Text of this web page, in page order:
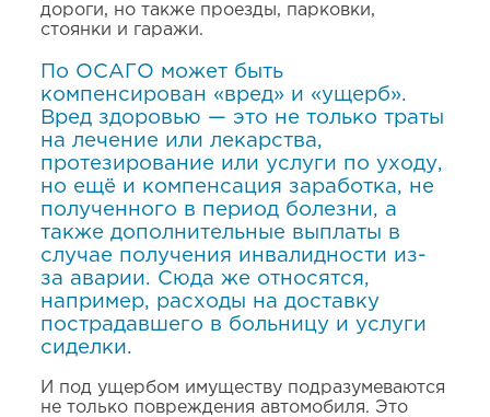
дороги, но также проезды, парковки,
стоянки и гаражи.
П о ОСАГО может быть
компенсирован «вред» и «ущерб».
Вред здоровью — это не только траты
на лечение или лекарства,
протезирование или услуги по уходу,
но ещё и компенсация заработка, не
полученного в период болезни, а
также дополнительные выплаты в
случае получения инвалидности из-
за аварии. Сюда же относятся,
например, расходы на доставку
пострадавшего в больницу и услуги
сиделки.
И под ущербом имуществу подразумеваются
не только повреждения автомобиля. Это